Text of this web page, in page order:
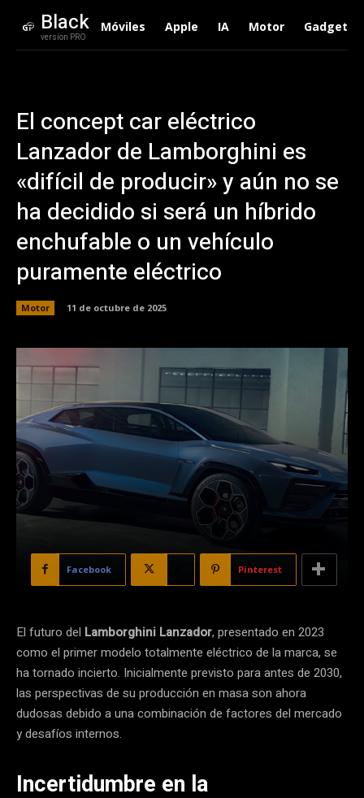
Black
version PRO
Móviles Apple IA Motor Gadgets
El concept car eléctrico
Lanzador de Lamborghini es
«difícil de producir» y aún no se
ha decidido si será un híbrido
enchufable o un vehículo
puramente eléctrico
Motor 11 de octubre de 2025
Facebook Pinterest
El futuro del Lamborghini Lanzador, presentado en 2023
como el primer modelo totalmente eléctrico de la marca, se
ha tornado incierto. Inicialmente previsto para antes de 2030,
las perspectivas de su producción en masa son ahora
dudosas debido a una combinación de factores del mercado
y desafíos internos.
Incertidumbre en la